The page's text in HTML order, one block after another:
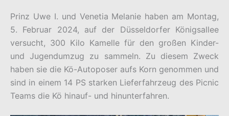
Prinz Uwe I. und Venetia Melanie haben am Montag,
5. Februar 2024, auf der Düsseldorfer Königsallee
versucht, 300 Kilo Kamelle für den großen Kinder-
und Jugendumzug zu sammeln. Zu diesem Zweck
haben sie die Kö-Autoposer aufs Korn genommen und
sind in einem 14 PS starken Lieferfahrzeug des Picnic
Teams die Kö hinauf- und hinunterfahren.